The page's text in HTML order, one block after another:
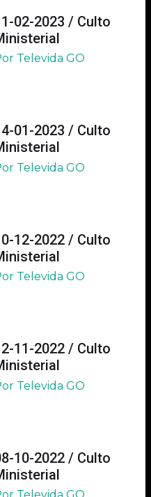
02-2023 / Culto
Televida GO
01-2023 / Culto
Televida GO
12-2022 / Culto
Televida GO
11-2022 / Culto
Televida GO
10-2022 / Culto